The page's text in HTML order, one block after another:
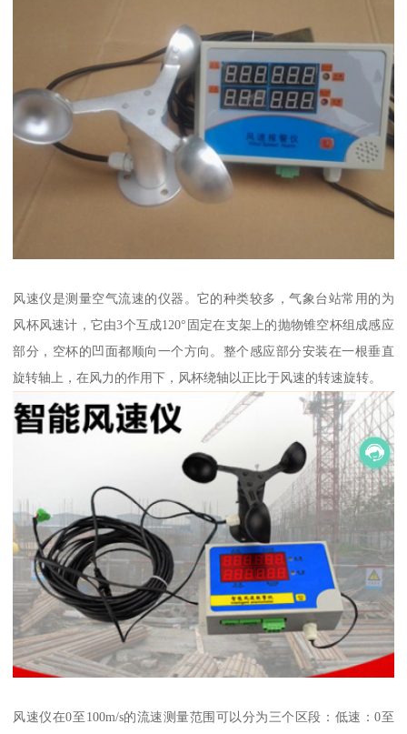
风速仪是测量空气流速的仪器。它的种类较多，气象台站常用的为
风杯风速计，它由3个互成120°固定在支架上的抛物锥空杯组成感应
部分，空杯的凹面都顺向一个方向。整个感应部分安装在一根垂直
旋转轴上，在风力的作用下，风杯绕轴以正比于风速的转速旋转。
风速仪在0至100m/s的流速测量范围可以分为三个区段：低速：0至